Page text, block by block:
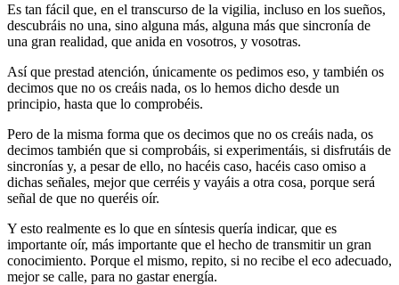
Es tan fácil que, en el transcurso de la vigilia, incluso en los sueños,
descubráis no una, sino alguna más, alguna más que sincronía de
una gran realidad, que anida en vosotros, y vosotras.
Así que prestad atención, únicamente os pedimos eso, y también os
decimos que no os creáis nada, os lo hemos dicho desde un
principio, hasta que lo comprobéis.
Pero de la misma forma que os decimos que no os creáis nada, os
decimos también que si comprobáis, si experimentáis, si disfrutáis de
sincronías y, a pesar de ello, no hacéis caso, hacéis caso omiso a
dichas señales, mejor que cerréis y vayáis a otra cosa, porque será
señal de que no queréis oír.
Y esto realmente es lo que en síntesis quería indicar, que es
importante oír, más importante que el hecho de transmitir un gran
conocimiento. Porque el mismo, repito, si no recibe el eco adecuado,
mejor se calle, para no gastar energía.